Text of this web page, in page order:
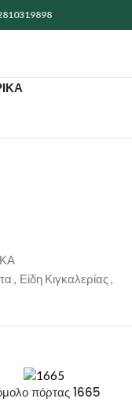
, Είδη Κιγκαλερίας,
πόρτας 1665